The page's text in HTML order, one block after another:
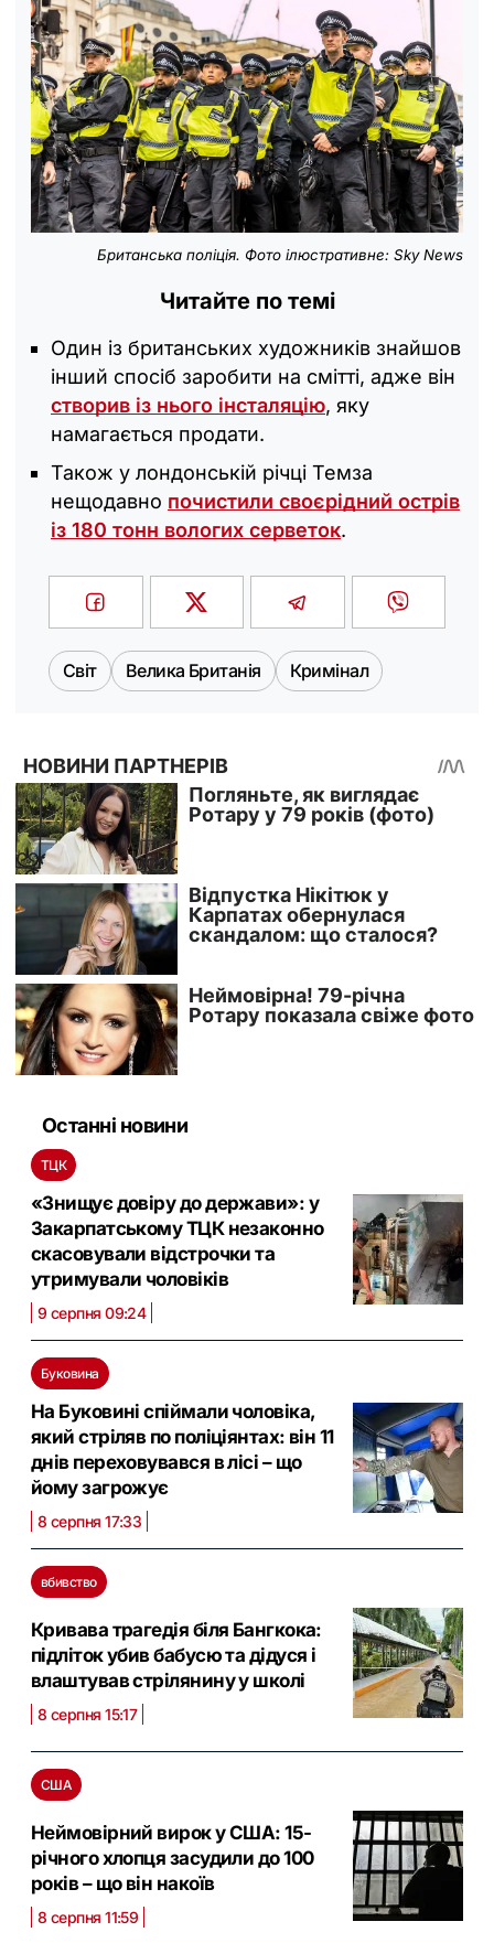
Британська поліція. Фото ілюстративне: Sky News
Читайте по темі
Один із британських художників знайшов
інший спосіб заробити на смітті, адже він
створив із нього інсталяцію, яку
намагається продати.
Також у лондонській річці Темза
нещодавно почистили своєрідний острів
із 180 тонн вологих серветок.
Світ Велика Британія Кримінал
Останні новини
ТЦК
«Знищує довіру до держави»: у
Закарпатському ТЦК незаконно
скасовували відстрочки та
утримували чоловіків
9 серпня 09:24
Буковина
На Буковині спіймали чоловіка,
який стріляв по поліціянтах: він 11
днів переховувався в лісі – що
йому загрожує
8 серпня 17:33
вбивство
Кривава трагедія біля Бангкока:
підліток убив бабусю та дідуся і
влаштував стрілянину у школі
8 серпня 15:17
США
Неймовірний вирок у США: 15-
річного хлопця засудили до 100
років – що він накоїв
8 серпня 11:59